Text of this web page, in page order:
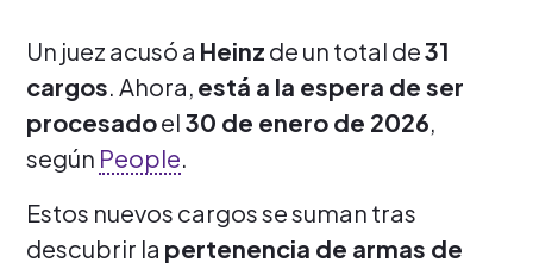
Un juez acusó a Heinz de un total de31
cargos. Ahora, está a la espera de ser
procesadoel 30 de enero de 2026,
según People.
Estos nuevos cargos se suman tras
descubrir la pertenencia de armas de